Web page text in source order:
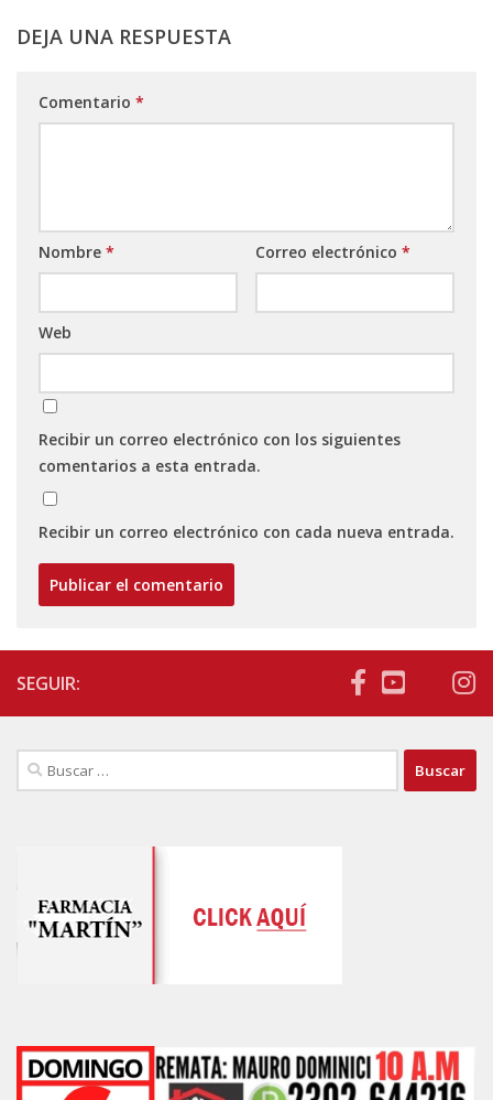
DEJA UNA RESPUESTA
Comentario *
Nombre * Correo electrónico *
Web
Recibir un correo electrónico con los siguientes
comentarios a esta entrada.
Recibir un correo electrónico con cada nueva entrada.
SEGUIR:
Buscar: